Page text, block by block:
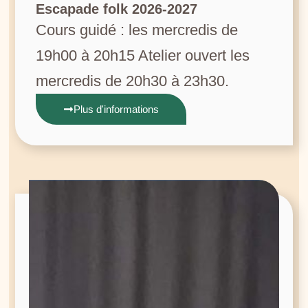
Escapade folk 2026-2027
Cours guidé : les mercredis de
19h00 à 20h15 Atelier ouvert les
mercredis de 20h30 à 23h30.
Plus d'informations